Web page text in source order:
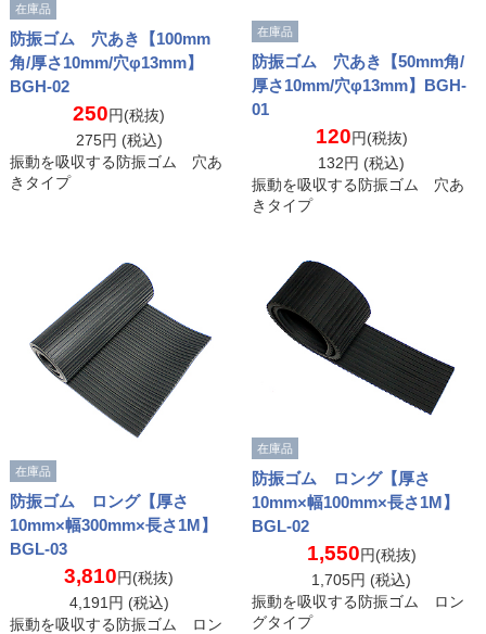
在庫品
防振ゴム 穴あき【100mm
角/厚さ10mm/穴φ13mm】
BGH-02
250円(税抜)
275円 (税込)
振動を吸収する防振ゴム 穴あ
きタイプ
在庫品
防振ゴム 穴あき【50mm角/
厚さ10mm/穴φ13mm】BGH-
01
120円(税抜)
132円 (税込)
振動を吸収する防振ゴム 穴あ
きタイプ
在庫品
防振ゴム ロング【厚さ
10mm×幅300mm×長さ1M】
BGL-03
3,810円(税抜)
4,191 円 (税込)
振動を吸収する防振ゴム ロン
在庫品
防振ゴム ロング【厚さ
10mm×幅100mm×長さ1M】
BGL-02
1,550円(税抜)
1,705円 (税込)
振動を吸収する防振ゴム ロン
グタイプ